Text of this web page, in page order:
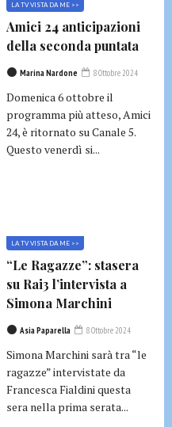
LA TV VISTA DA ME >>
Amici 24 anticipazioni
della seconda puntata
Marina Nardone 8 Ottobre 2024
Domenica 6 ottobre il
programma più atteso, Amici
24, è ritornato su Canale 5.
Questo venerdì si...
LA TV VISTA DA ME >>
“Le Ragazze”: stasera
su Rai3 l’intervista a
Simona Marchini
Asia Paparella 8 Ottobre 2024
Simona Marchini sarà tra “le
ragazze” intervistate da
Francesca Fialdini questa
sera nella prima serata...